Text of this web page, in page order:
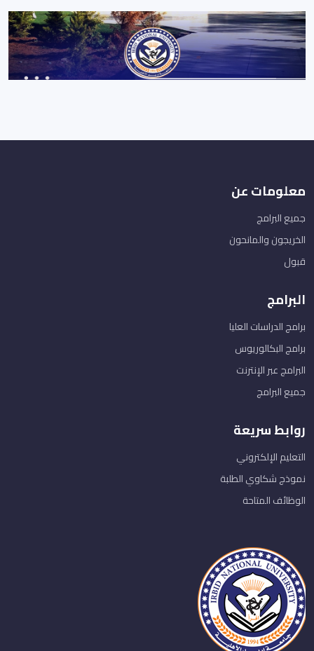
معلومات عن
جميع البرامج
الخريجون والمانحون
قبول
البرامج
برامج الدراسات العليا
برامج البكالوريوس
البرامج عبر الإنترنت
جميع البرامج
روابط سريعة
التعليم الإلكتروني
نموذج شكاوي الطلبة
الوظائف المتاحة